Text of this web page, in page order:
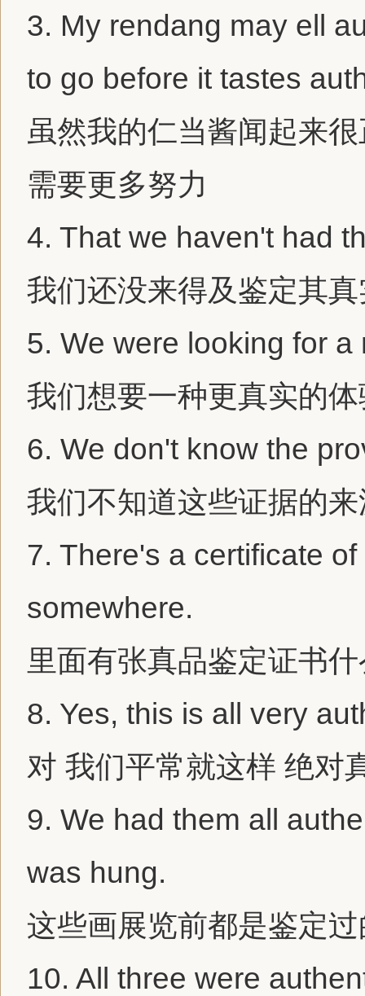
3. My rendang may ell
to go before it tastes
虽然我的仁当酱闻起来
需要更多努力
4. That we haven't had
我们还没来得及鉴定其
5. We were looking for
我们想要一种更真实的
6. We don't know the
我们不知道这些证据的
7. There's a certificate
somewhere.
里面有张真品鉴定证书
8. Yes, this is all very
对 我们平常就这样 绝对
9. We had them all
was hung.
这些画展览前都是鉴定
10. All three were